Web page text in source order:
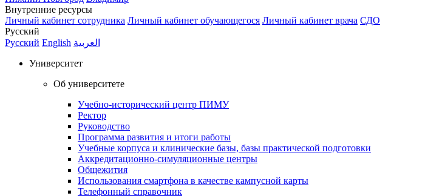
Внутренние ресурсы
Личный кабинет сотрудника Личный кабинет обучающегося Личный кабинет врача СДО
Русский
Русский English العربية
Университет
Об университете
Учебно-исторический центр ПИМУ
Ректор
Руководство
Программа развития и итоги работы
Учебные корпуса и клинические базы, базы практической подготовки
Аккредитационно-симуляционные центры
Общежития
Использования смартфона в качестве кампусной карты
Телефонный справочник